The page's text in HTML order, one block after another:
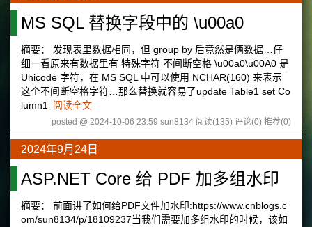
MS SQL 替换字段中的 \u00a0
摘要： 发现表里数据相同，但 group by 后竟然是俩数据…仔
细一看原来有数据里有 特殊字符 不间断空格 \u00a0\u00A0 是
Unicode 字符，在 MS SQL 中可以使用 NCHAR(160) 来表示
这个不间断空格字符…那么替换就容易了update Table1 set Co
lumn1
阅读全文
posted @ 2024-10-06 23:59 sun8134 阅读(135) 评论(0) 推荐(0)
2024年9月24日
ASP.NET Core 给 PDF 加多组水印
摘要： 前面讲了如何给PDF文件加水印:https://www.cnblogs.c
om/sun8134/p/18109237当我们需要加多组水印的时候，该如